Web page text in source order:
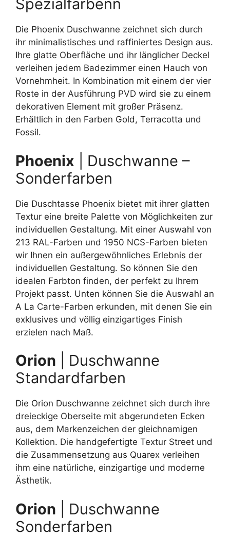
Spezialfarbenn
Die Phoenix Duschwanne zeichnet sich durch
ihr minimalistisches und raffiniertes Design aus.
Ihre glatte Oberfläche und ihr länglicher Deckel
verleihen jedem Badezimmer einen Hauch von
Vornehmheit. In Kombination mit einem der vier
Roste in der Ausführung PVD wird sie zu einem
dekorativen Element mit großer Präsenz.
Erhältlich in den Farben Gold, Terracotta und
Fossil.
Phoenix | Duschwanne –
Sonderfarben
Die Duschtasse Phoenix bietet mit ihrer glatten
Textur eine breite Palette von Möglichkeiten zur
individuellen Gestaltung. Mit einer Auswahl von
213 RAL-Farben und 1950 NCS-Farben bieten
wir Ihnen ein außergewöhnliches Erlebnis der
individuellen Gestaltung. So können Sie den
idealen Farbton finden, der perfekt zu Ihrem
Projekt passt. Unten können Sie die Auswahl an
A La Carte-Farben erkunden, mit denen Sie ein
exklusives und völlig einzigartiges Finish
erzielen nach Maß.
Orion | Duschwanne
Standardfarben
Die Orion Duschwanne zeichnet sich durch ihre
dreieckige Oberseite mit abgerundeten Ecken
aus, dem Markenzeichen der gleichnamigen
Kollektion. Die handgefertigte Textur Street und
die Zusammensetzung aus Quarex verleihen
ihm eine natürliche, einzigartige und moderne
Ästhetik.
Orion | Duschwanne
Sonderfarben